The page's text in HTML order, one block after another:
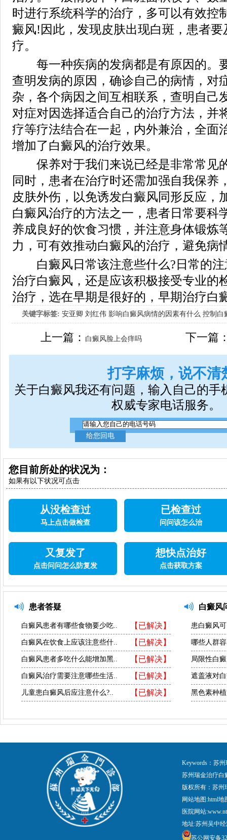
时进行系统科学的治疗，多可以有效控
癜风!因此，发现皮肤出现白斑，患者
疗。
每一种疾病的发病都是有原因的。
查明发病的原因，确诊自己的病情，对
杂，各个病因之间互相联系，查明自己
对症对因选择适合自己的治疗方法，并
疗等疗法结合在一起，内外兼治，全面
增加了白癜风的治疗效果。
保养对于我们来说已经是非常常见
同时，患者在治疗时还需加强自我保养
皮肤外伤，以免诱发白癜风同形反应，
白癜风治疗的方法之一，患者日常要科
养成良好的饮食习惯，并注意身体锻炼
力，可有效推动白癜风的治疗，避免病
白癜风日常该注意些什么?日常的注
治疗白癜风，还是应该积极接受专业的
治疗，选在早期是很好的，早期治疗白
关键字标签: 安亚卿 刘红伟 影响白癜风病情的因素有什么 控制白
女生应该如何治疗呢
上一篇： 白癜风脸上会痒吗 下一篇
打字麻烦，说不清
关于白癜风我还有问题，输入自己的手
权威专家电话服务。
您目前所处的状况为：
如果有以下状况可点击
从没检查过
马上点击做检查
已检查过
问问该怎么治
又复发了
点击问问怎么防复发
想快点治好
点击获取方案
患者答疑
【已解决】
白癜风患者有哪些食物要少吃..
【已解决】
白癜风在饮食上应该注意些什..
【已解决】
白癜风患者多吃什么能增加黑..
【已解决】
白癜风治疗需要注意哪些生活..
【已解决】
儿童患白癜风后应注意什么?..
白癜风
患白癜风
哪些人群
局限性白
遮盖液对
黑色素种
Keywords：苏
苏州瑞金治疗白
版权所有：苏
网站地图:html地
医院网站
地址:苏州吴中
苏公网安备